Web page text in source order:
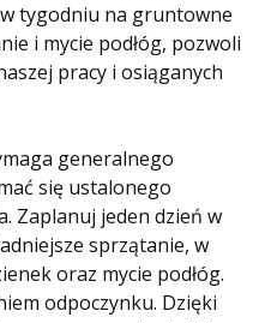
tygodniu na gruntowne
i mycie podłóg, pozwoli
pracy i osiąganych
generalnego
się ustalonego
Zaplanuj jeden dzień w
sprzątanie, w
oraz mycie podłóg.
odpoczynku. Dzięki